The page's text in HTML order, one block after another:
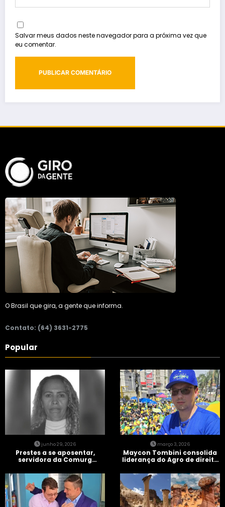
Salvar meus dados neste navegador para a próxima vez que
eu comentar.
O Brasil que gira, a gente que informa.
Contato: (64) 3631-2775
Popular
junho 29, 2026
Prestes a se aposentar,
servidora da Comurg
entra em protocolo de
morte encefálica
março 3, 2026
Maycon Tombini consolida
liderança do Agro de direita
Brasil” em Goiânia